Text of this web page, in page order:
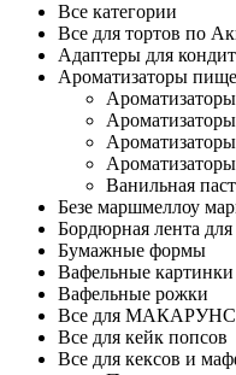
Все категории
Все для тортов по
Адаптеры для
Ароматизаторы
Ванильная
Безе маршмеллоу
Бордюрная лента для
Бумажные формы
Вафельные картинки
Вафельные рожки
Все для МАКАРУНС
Все для кейк попсов
Все для кексов и